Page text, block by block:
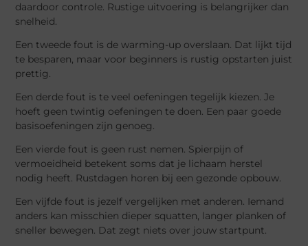
daardoor controle. Rustige uitvoering is belangrijker dan
snelheid.
Een tweede fout is de warming-up overslaan. Dat lijkt tijd
te besparen, maar voor beginners is rustig opstarten juist
prettig.
Een derde fout is te veel oefeningen tegelijk kiezen. Je
hoeft geen twintig oefeningen te doen. Een paar goede
basisoefeningen zijn genoeg.
Een vierde fout is geen rust nemen. Spierpijn of
vermoeidheid betekent soms dat je lichaam herstel
nodig heeft. Rustdagen horen bij een gezonde opbouw.
Een vijfde fout is jezelf vergelijken met anderen. Iemand
anders kan misschien dieper squatten, langer planken of
sneller bewegen. Dat zegt niets over jouw startpunt.